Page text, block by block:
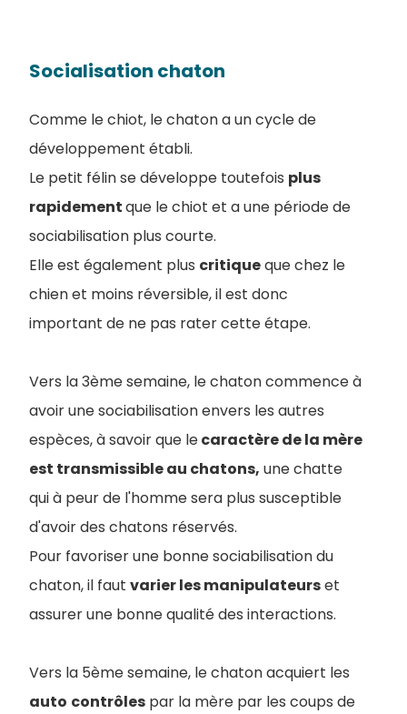
Socialisation chaton
Comme le chiot, le chaton a un cycle de
développement établi.
Le petit félin se développe toutefois plus
rapidementque le chiot et a une période de
sociabilisation plus courte.
Elle est également plus critiqueque chez le
chien et moins réversible, il est donc
important de ne pas rater cette étape.
Vers la 3ème semaine, le chaton commence à
avoir une sociabilisation envers les autres
espèces, à savoir que lecaractère de la mère
est transmissible au chatons, une chatte
qui à peur de l'homme sera plus susceptible
d'avoir des chatons réservés.
Pour favoriser une bonne sociabilisation du
chaton, il faut varier les manipulateurset
assurer une bonne qualité des interactions.
Vers la 5ème semaine, le chaton acquiert les
auto contrôles par la mère par les coups de